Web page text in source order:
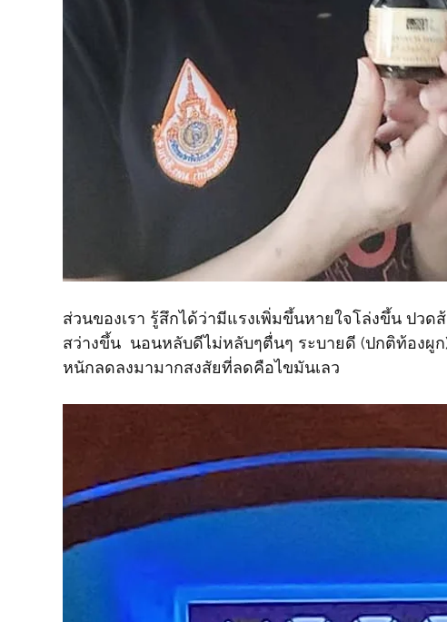
ส่วนของเรา​ รู้สึกได้ว่ามีแรงเพิ่มขึ้น​หายใจโล่งขึ้น​ ปวด
สว่างขึ้น​  นอนหลับดีไม่หลับๆ​ตื่นๆ ระบายดี (ปกติท้องผู
หนักลดลงมามาก​สงสัยที่ลดคือ​ไขมันเลว